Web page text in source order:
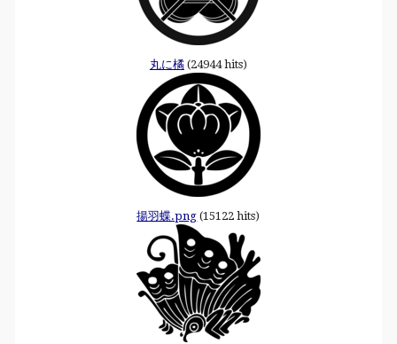
丸に橘(24944 hits)
揚羽蝶.png (15122 hits)